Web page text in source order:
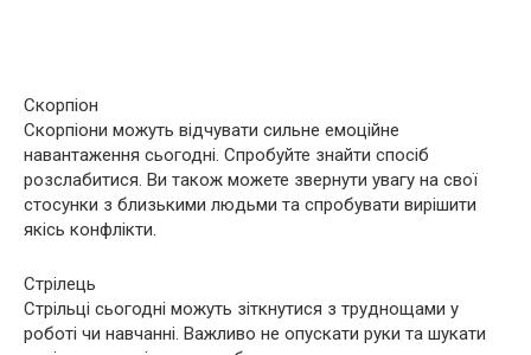
Скорпіон
Скорпіони можуть відчувати сильне емоційне
навантаження сьогодні. Спробуйте знайти спосіб
розслабитися. Ви також можете звернути увагу на свої
стосунки з близькими людьми та спробувати вирішити
якісь конфлікти.
Стрілець
Стрільці сьогодні можуть зіткнутися з труднощами у
роботі чи навчанні. Важливо не опускати руки та шукати